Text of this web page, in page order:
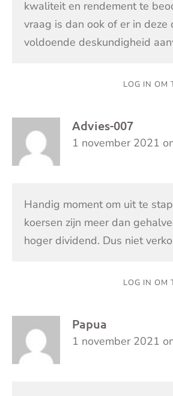
kwaliteit en rendement te
vraag is dan ook of er in deze
voldoende deskundigheid
LOG IN OM
Advies-007
1 november 2021
Handig moment om uit te
koersen zijn meer dan
hoger dividend. Dus niet
LOG IN OM
Papua
1 november 2021